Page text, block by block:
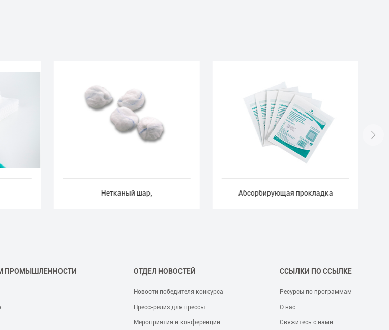
Нетканый шар, Абсорбирующая прокладка
ПРОМЫШЛЕННОСТИ ОТДЕЛ НОВОСТЕЙ
Новости победителя конкурса
Пресс-релиз для прессы
Мероприятия и конференции
ССЫЛКИ ПО ССЫЛКЕ
Ресурсы по программам
О нас
Свяжитесь с нами